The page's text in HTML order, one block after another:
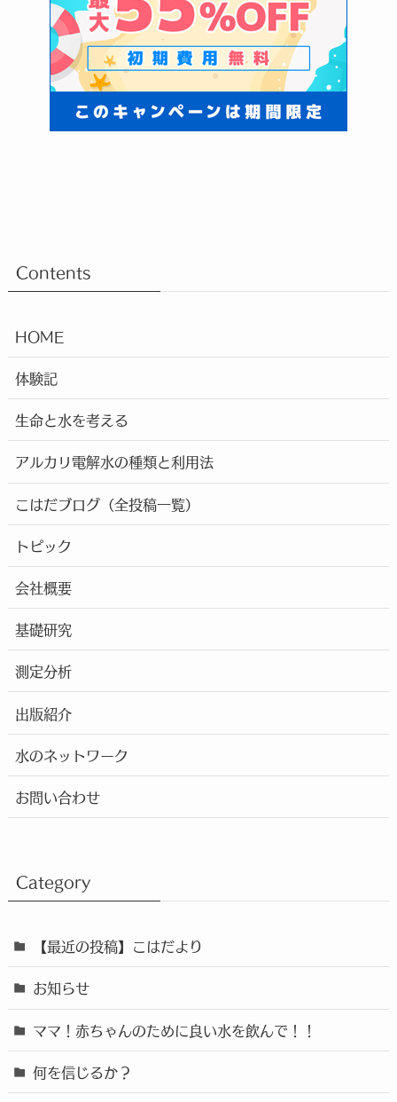
Contents
HOME
体験記
生命と水を考える
アルカリ電解水の種類と利用法
こはだブログ（全投稿一覧）
トピック
会社概要
基礎研究
測定分析
出版紹介
水のネットワーク
お問い合わせ
Category
【最近の投稿】こはだより
お知らせ
ママ！赤ちゃんのために良い水を飲んで！！
何を信じるか？